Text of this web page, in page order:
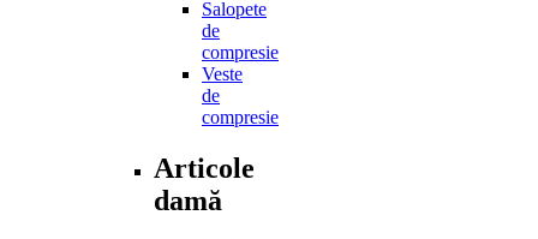
Salopete
de
compresie
Veste
de
compresie
Articole
damă